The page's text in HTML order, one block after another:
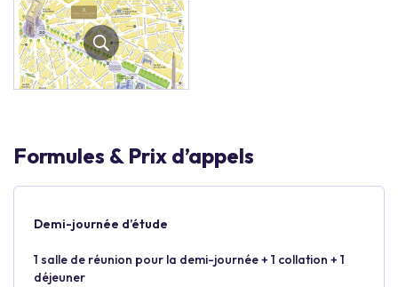
Formules & Prix d’appels
Demi-journée d’étude
1 salle de réunion pour la demi-journée + 1 collation + 1
déjeuner